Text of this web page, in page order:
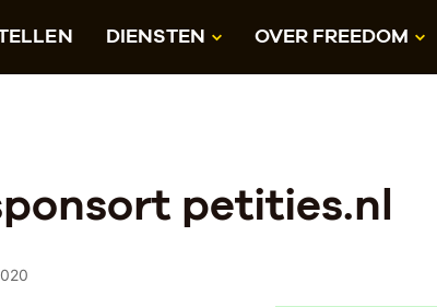
DIENSTEN OVER FREEDOM
petities.nl